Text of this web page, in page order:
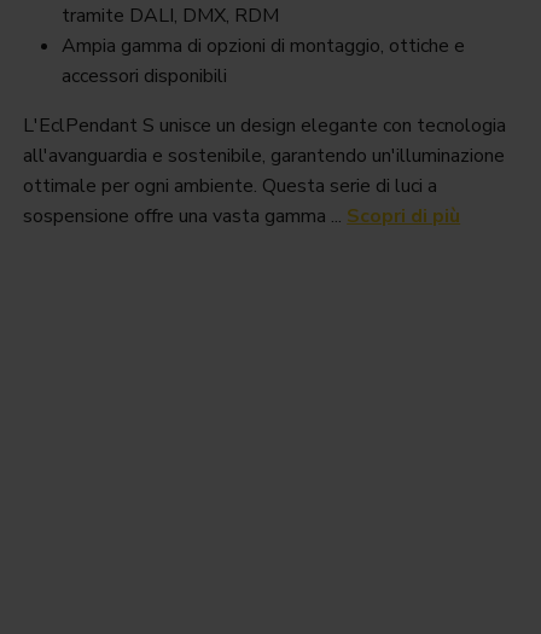
tramite DALI, DMX, RDM
Ampia gamma di opzioni di montaggio, ottiche e
accessori disponibili
L'EclPendant S unisce un design elegante con tecnologia
all'avanguardia e sostenibile, garantendo un'illuminazione
ottimale per ogni ambiente. Questa serie di luci a
sospensione offre una vasta gamma ... Scopri di più